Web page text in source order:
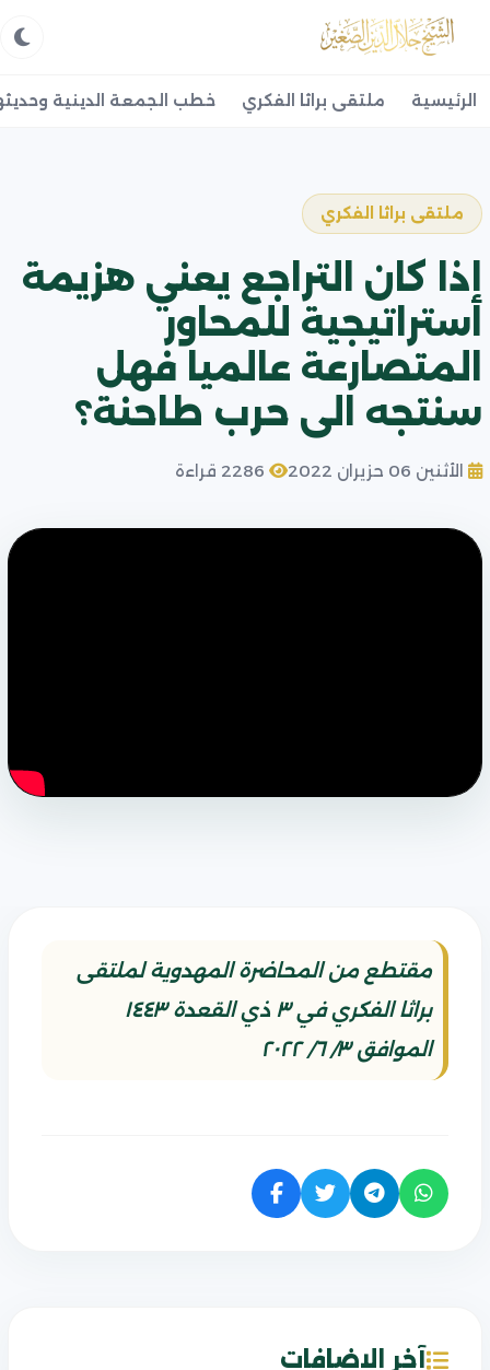
الرئيسية ملتقى براثا الفكري خطب الجمعة الدينية
ملتقى براثا الفكري
إذا كان التراجع يعني هزيمة
استراتيجية للمحاور
المتصارعة عالميا فهل
سنتجه الى حرب طاحنة؟
الأثنين 06 حزيران 2022
مقتطع من المحاضرة المهدوية لملتقى
براثا الفكري في ٣ ذي القعدة ١٤٤٣
الموافق ٣/ ٦/ ٢٠٢٢
آخر الاضافات